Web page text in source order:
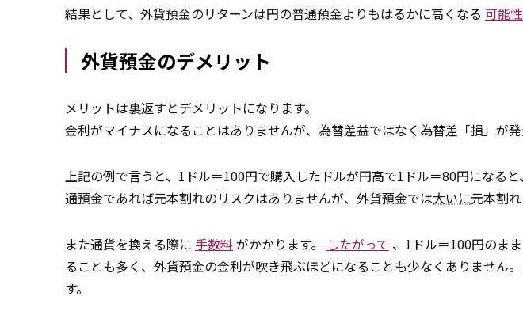
結果として、外貨預金のリターンは円の普通預金よりもはるかに高くなる 可能
外貨預金のデメリット
メリットは裏返すとデメリットになります。
金利がマイナスになることはありませんが、為替差益ではなく為替差「損」が発
上記の例で言うと、1ドル＝100円で購入したドルが円高で1ドル＝80円になる
通預金であれば元本割れのリスクはありませんが、外貨預金では大いに元本割
また通貨を換える際に 手数料 がかかります。 したがって 、1ドル＝100円のま
ることも多く、外貨預金の金利が吹き飛ぶほどになることも少なくありません。
す。